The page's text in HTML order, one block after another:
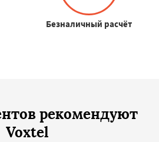
Безналичный расчёт
рекомендуют
Voxtel